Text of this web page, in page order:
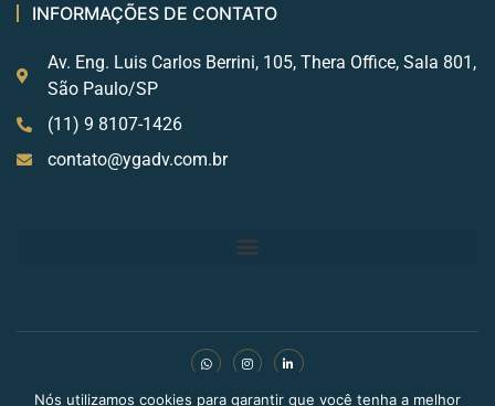
INFORMAÇÕES DE CONTATO
Av. Eng. Luis Carlos Berrini, 105, Thera Office, Sala 801,
São Paulo/SP
(11) 9 8107-1426
contato@ygadv.com.br
Nós utilizamos cookies para garantir que você tenha a melhor